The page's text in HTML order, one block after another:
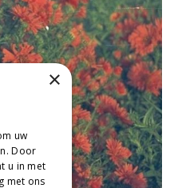
×
uw
Door
u in met
met ons